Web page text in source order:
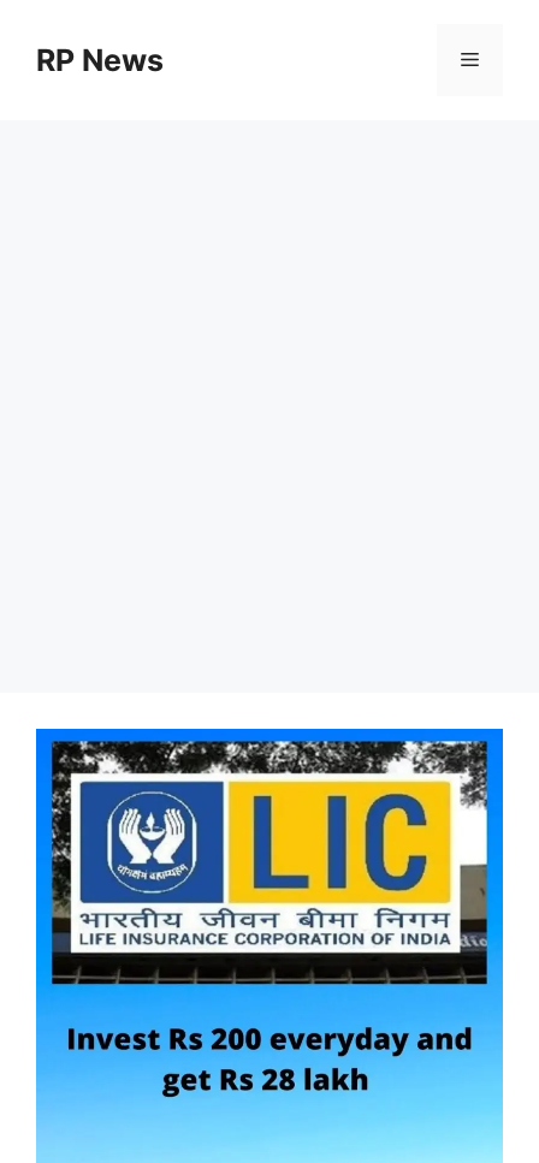
contentRP News Menu